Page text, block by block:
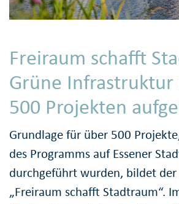
Freiraum schafft
Grüne
500 Projekten
Grundlage für über 500
des Programms auf Essener
durchgeführt wurden, bildet
„Freiraum schafft Stadtraum“.